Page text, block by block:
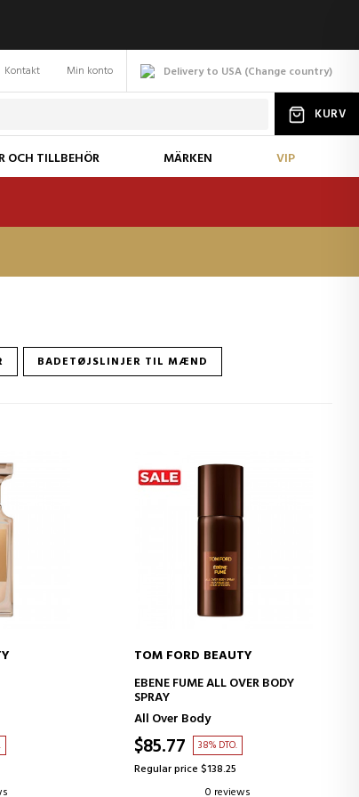
Delivery to USA (Change country)
Kontakt Min konto
KURV
OCH TILLBEHÖR MÄRKEN VIP
BADETØJSLINJER TIL MÆND
ADD TO CART
TOM FORD BEAUTY
EBENE FUME ALL OVER BODY
SPRAY
All Over Body
$85.77 38% DTO.
Regular price $138.25
0 reviews